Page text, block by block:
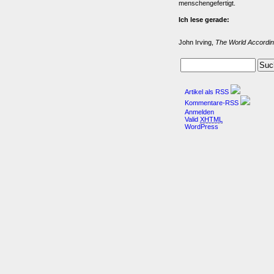
menschengefertigt.
Ich lese gerade:
John Irving, The World
Artikel als RSS
Kommentare-RSS
Anmelden
Valid XHTML
WordPress